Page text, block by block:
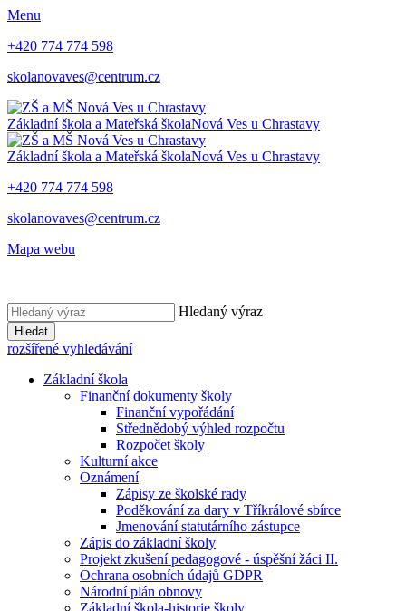
Menu
+420 774 774 598
skolanovaves@centrum.cz
Základní škola a Mateřská školaNová Ves u Chrastavy
Základní škola a Mateřská školaNová Ves u Chrastavy
+420 774 774 598
skolanovaves@centrum.cz
Mapa webu
Hledaný výraz
Hledat
rozšířené vyhledávání
Základní škola
Finanční dokumenty školy
Finanční vypořádání
Střednědobý výhled rozpočtu
Rozpočet školy
Kulturní akce
Oznámení
Zápisy ze školské rady
Poděkování za dary v Tříkrálové sbírce
Jmenování statutárního zástupce
Zápis do základní školy
Projekt zkušení pedagogové - úspěšní žáci II.
Ochrana osobních údajů GDPR
Národní plán obnovy
Základní škola-historie školy